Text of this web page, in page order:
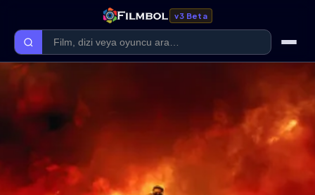
v3 Beta
Forum
Kaliteler